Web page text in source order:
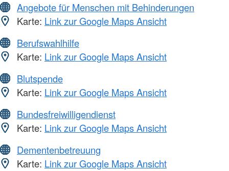
Angebote für Menschen mit Behinderungen
Karte: Link zur Google Maps Ansicht
Berufswahlhilfe
Karte: Link zur Google Maps Ansicht
Blutspende
Karte: Link zur Google Maps Ansicht
Bundesfreiwilligendienst
Karte: Link zur Google Maps Ansicht
Dementenbetreuung
Karte: Link zur Google Maps Ansicht